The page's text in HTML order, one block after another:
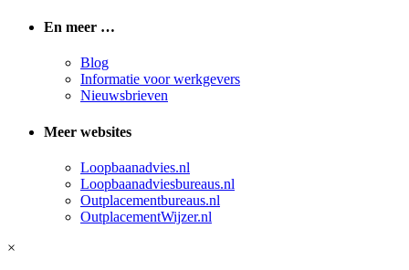
En meer …
Blog
Informatie voor werkgevers
Nieuwsbrieven
Meer websites
Loopbaanadvies.nl
Loopbaanadviesbureaus.nl
Outplacementbureaus.nl
OutplacementWijzer.nl
×